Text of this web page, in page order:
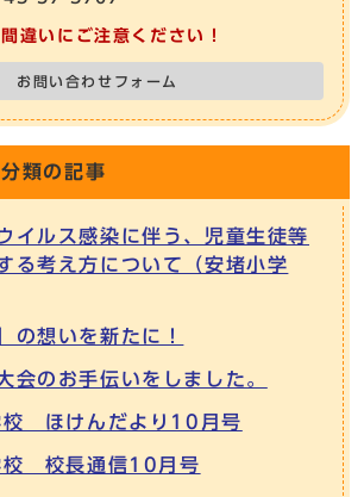
違いにご注意ください！
お問い合わせフォーム
類の記事
イルス感染に伴う、児童生徒等
る考え方について（安堵小学
の想いを新たに！
会のお手伝いをしました。
校 ほけんだより10月号
校 校長通信10月号